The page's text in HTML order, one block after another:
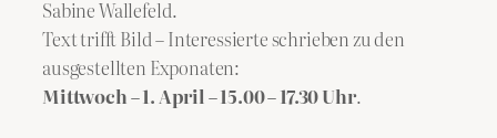
Sabine Wallefeld.
Text trifft Bild – Interessierte schrieben zu den
ausgestellten Exponaten:
Mittwoch – 1. April – 15.00 – 17.30 Uhr.